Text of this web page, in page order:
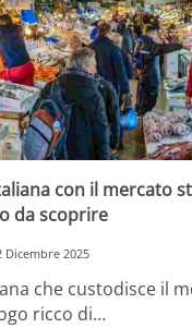
con il mercato
da scoprire
Dicembre 2025
che custodisce il
ricco di…